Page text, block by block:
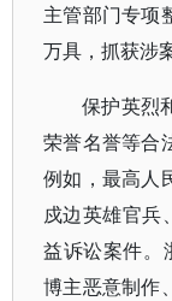
主管部门专项
万具，抓获涉
保护英烈
荣誉名誉等合
例如，最高人
戍边英雄官兵
益诉讼案件。
博主恶意制作